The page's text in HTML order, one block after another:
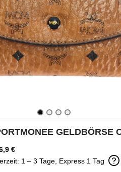
GELDBÖRSE
€
1 – 3 Tage, Express 1 Tag